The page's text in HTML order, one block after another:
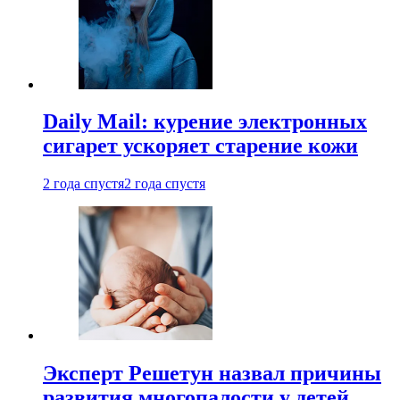
Daily Mail: курение электронных
сигарет ускоряет старение кожи
2 года спустя2 года спустя
Эксперт Решетун назвал причины